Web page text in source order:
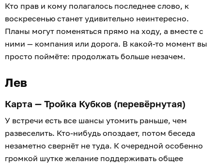
Кто прав и кому полагалось последнее слово, к
воскресенью станет удивительно неинтересно.
Планы могут поменяться прямо на ходу, а вместе с
ними — компания или дорога. В какой-то момент вы
просто поймёте: продолжать больше незачем.
Лев
Карта — Тройка Кубков (перевёрнутая)
У встречи есть все шансы утомить раньше, чем
развеселить. Кто-нибудь опоздает, потом беседа
незаметно свернёт не туда. К очередной особенно
громкой шутке желание поддерживать общее